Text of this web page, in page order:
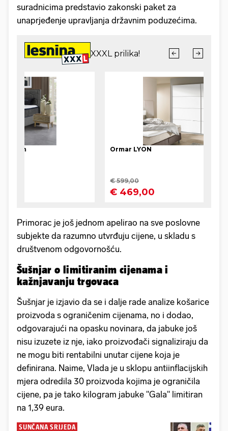
suradnicima predstavio zakonski paket za
unaprjeđenje upravljanja državnim poduzećima.
Primorac je još jednom apelirao na sve poslovne
subjekte da razumno utvrđuju cijene, u skladu s
društvenom odgovornošću.
Šušnjar o limitiranim cijenama i
kažnjavanju trgovaca
Šušnjar je izjavio da se i dalje rade analize košarice
proizvoda s ograničenim cijenama, no i dodao,
odgovarajući na opasku novinara, da jabuke još
nisu izuzete iz nje, iako proizvođači signaliziraju da
ne mogu biti rentabilni unutar cijene koja je
definirana. Naime, Vlada je u sklopu antiinflacijskih
mjera odredila 30 proizvoda kojima je ograničila
cijene, pa je tako kilogram jabuke "Gala" limitiran
na 1,39 eura.
SUNČANA SRIJEDA